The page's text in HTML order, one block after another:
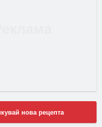
нова рецепта